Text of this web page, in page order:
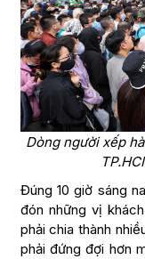
Dòng người xếp
Đúng 10 giờ sáng
đón những vị
phải chia thành
phải đứng đợi hơn